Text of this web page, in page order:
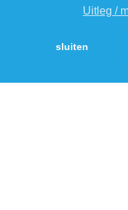
Uitleg /
sluiten